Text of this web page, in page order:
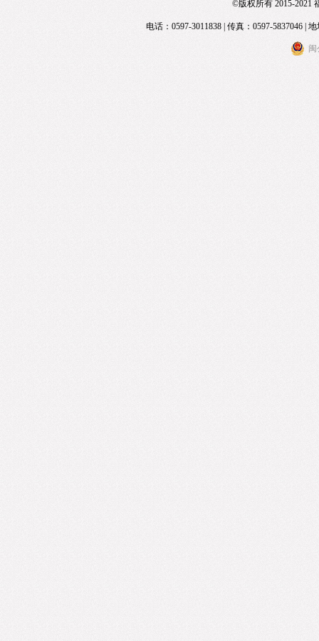
©版权所有 2015-2021
电话：0597-3011838 | 传真：0597-5837046 |
闽